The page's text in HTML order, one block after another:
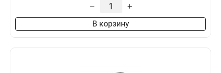
– +
В корзину